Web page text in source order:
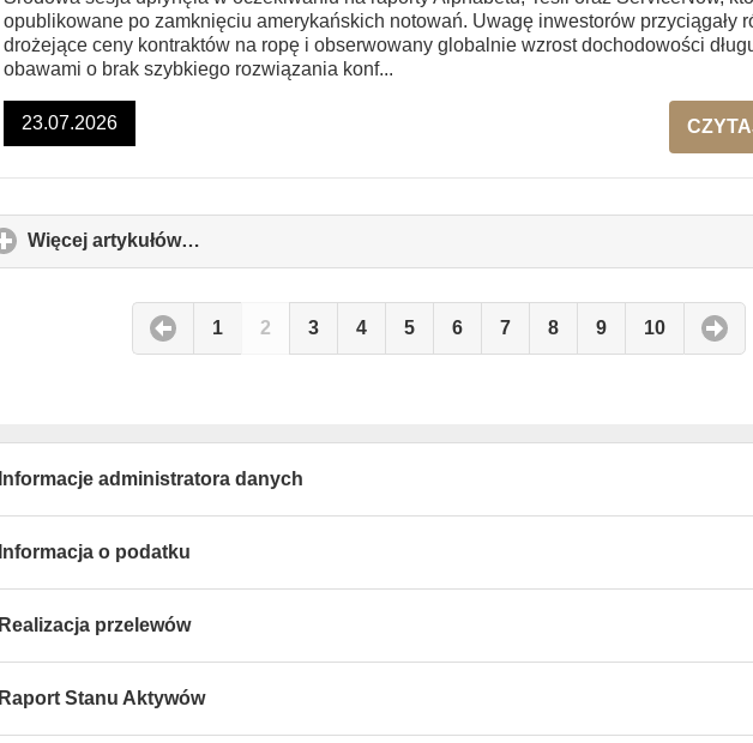
opublikowane po zamknięciu amerykańskich notowań. Uwagę inwestorów przyciągały
drożejące ceny kontraktów na ropę i obserwowany globalnie wzrost dochodowości
obawami o brak szybkiego rozwiązania konf...
23.07.2026
Więcej artykułów…
to
1 2 3 4 5 6 7 8 9 10
Informacje administratora danych
Informacja o podatku
Realizacja przelewów
Raport Stanu Aktywów